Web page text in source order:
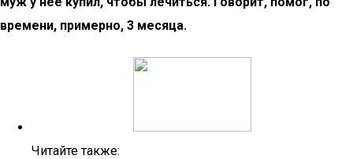
времени, примерно, 3 месяца.
Читайте также: